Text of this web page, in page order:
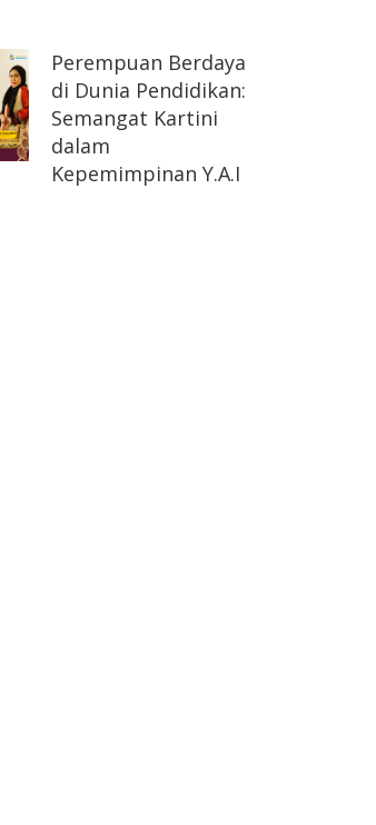
Perempuan Berdaya
di Dunia Pendidikan:
Semangat Kartini
dalam
Kepemimpinan Y.A.I